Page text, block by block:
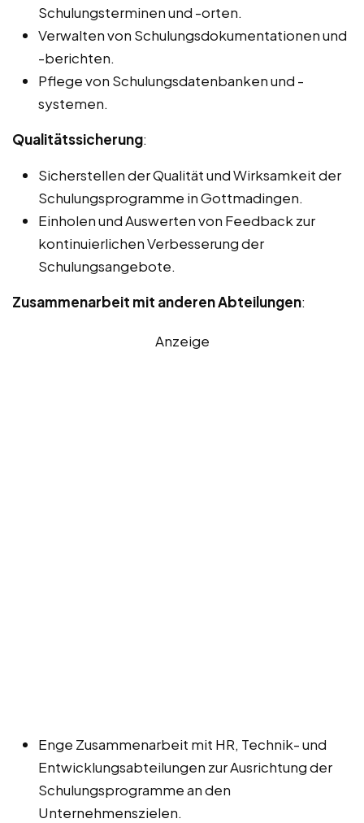
Schulungsterminen und -orten.
Verwalten von Schulungsdokumentationen und
-berichten.
Pflege von Schulungsdatenbanken und -
systemen.
Qualitätssicherung:
Sicherstellen der Qualität und Wirksamkeit der
Schulungsprogramme in Gottmadingen.
Einholen und Auswerten von Feedback zur
kontinuierlichen Verbesserung der
Schulungsangebote.
Zusammenarbeit mit anderen Abteilungen:
Anzeige
Enge Zusammenarbeit mit HR, Technik- und
Entwicklungsabteilungen zur Ausrichtung der
Schulungsprogramme an den
Unternehmenszielen.